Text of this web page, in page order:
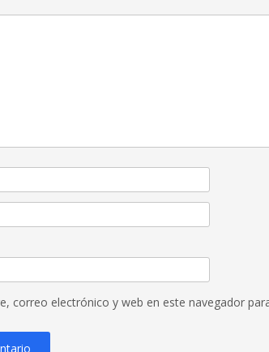
correo electrónico y web en este navegador